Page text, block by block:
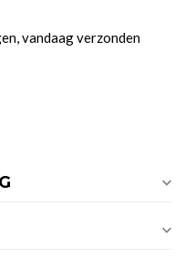
vandaag verzonden